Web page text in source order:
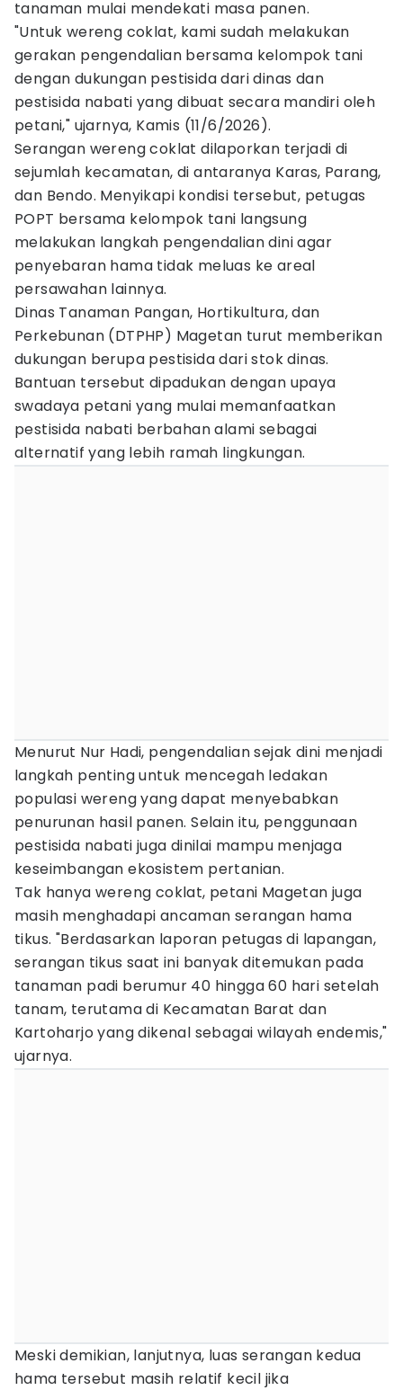
tanaman mulai mendekati masa panen.
"Untuk wereng coklat, kami sudah melakukan
gerakan pengendalian bersama kelompok tani
dengan dukungan pestisida dari dinas dan
pestisida nabati yang dibuat secara mandiri oleh
petani," ujarnya, Kamis (11/6/2026).
Serangan wereng coklat dilaporkan terjadi di
sejumlah kecamatan, di antaranya Karas, Parang,
dan Bendo. Menyikapi kondisi tersebut, petugas
POPT bersama kelompok tani langsung
melakukan langkah pengendalian dini agar
penyebaran hama tidak meluas ke areal
persawahan lainnya.
Dinas Tanaman Pangan, Hortikultura, dan
Perkebunan (DTPHP) Magetan turut memberikan
dukungan berupa pestisida dari stok dinas.
Bantuan tersebut dipadukan dengan upaya
swadaya petani yang mulai memanfaatkan
pestisida nabati berbahan alami sebagai
alternatif yang lebih ramah lingkungan.
Menurut Nur Hadi, pengendalian sejak dini menjadi
langkah penting untuk mencegah ledakan
populasi wereng yang dapat menyebabkan
penurunan hasil panen. Selain itu, penggunaan
pestisida nabati juga dinilai mampu menjaga
keseimbangan ekosistem pertanian.
Tak hanya wereng coklat, petani Magetan juga
masih menghadapi ancaman serangan hama
tikus. "Berdasarkan laporan petugas di lapangan,
serangan tikus saat ini banyak ditemukan pada
tanaman padi berumur 40 hingga 60 hari setelah
tanam, terutama di Kecamatan Barat dan
Kartoharjo yang dikenal sebagai wilayah endemis,"
ujarnya.
Meski demikian, lanjutnya, luas serangan kedua
hama tersebut masih relatif kecil jika